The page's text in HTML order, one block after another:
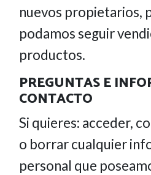
nuevos propietarios,
podamos seguir
productos.
PREGUNTAS E
CONTACTO
Si quieres: acceder,
o borrar cualquier
personal que